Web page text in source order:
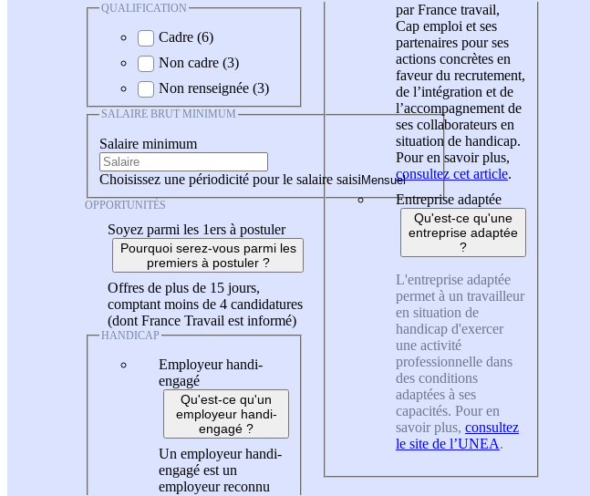
QUALIFICATION
Cadre (6)
Non cadre (3)
Non renseignée (3)
SALAIRE BRUT MINIMUM
Salaire minimum
Choisissez une périodicité pour le salaire saisi
OPPORTUNITÉS
Soyez parmi les 1ers à postuler
Pourquoi serez-vous parmi les
premiers à postuler ?
Offres de plus de 15 jours,
comptant moins de 4 candidatures
(dont France Travail est informé)
HANDICAP
Employeur handi-
engagé
Qu'est-ce qu'un
employeur handi-
engagé ?
Un employeur handi-
engagé est un
employeur reconnu
par France travail,
Cap emploi et ses
partenaires pour ses
actions concrètes en
faveur du recrutement,
de l’intégration et de
l’accompagnement de
ses collaborateurs en
situation de handicap.
Pour en savoir plus,
consultez cet article.
Entreprise adaptée
Qu'est-ce qu'une
entreprise adaptée
?
L'entreprise adaptée
permet à un travailleur
en situation de
handicap d'exercer
une activité
professionnelle dans
des conditions
adaptées à ses
capacités. Pour en
savoir plus, consultez
le site de l’UNEA.